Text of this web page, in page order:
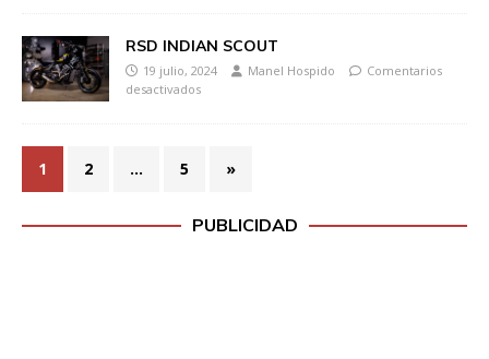
RSD INDIAN SCOUT
19 julio, 2024 Manel Hospido
Comentarios
desactivados
1 2 … 5 »
PUBLICIDAD